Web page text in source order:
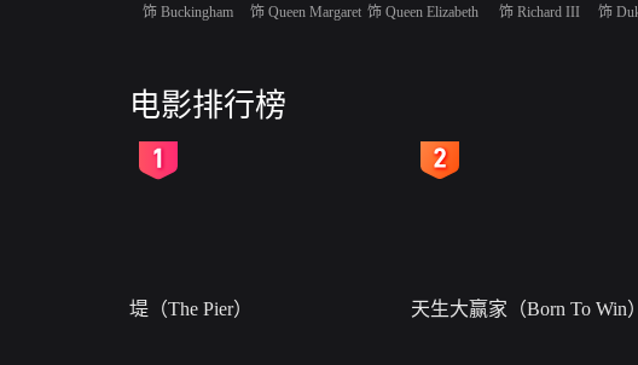
饰 Buckingham 饰 Queen Margaret 饰 Queen Elizabeth 饰 Richard III
电影排行榜
堤（The Pier） 天生大赢家（Born To Win）